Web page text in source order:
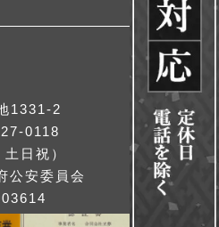
1331-2
0118
日祝）
公安委員会